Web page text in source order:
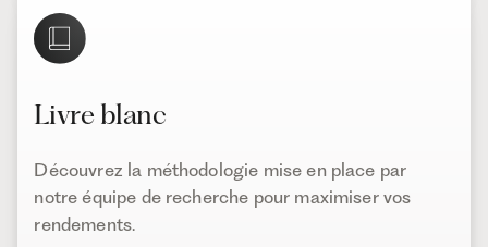
Livre blanc
Découvrez la méthodologie mise en place par
notre équipe de recherche pour maximiser vos
rendements.